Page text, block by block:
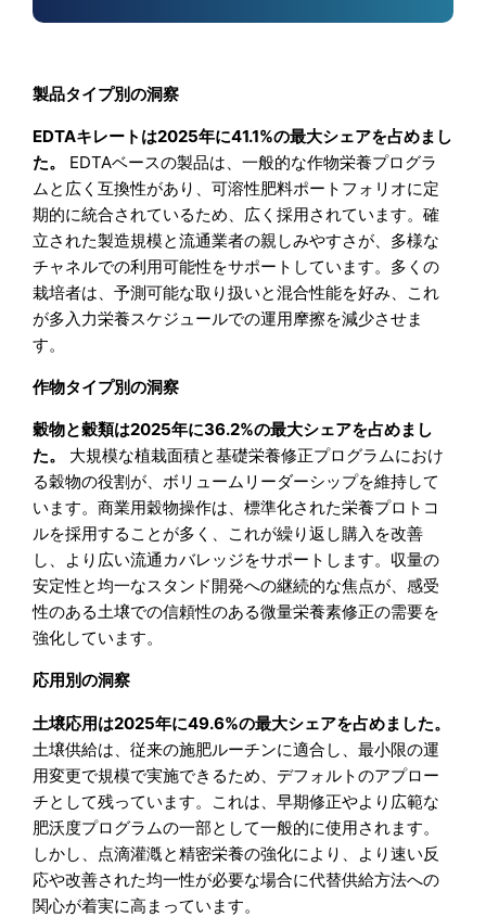
製品タイプ別の洞察
EDTAキレートは2025年に41.1%の最大シェアを占めまし
た。
EDTAベースの製品は、一般的な作物栄養プログラ
ムと広く互換性があり、可溶性肥料ポートフォリオに定
期的に統合されているため、広く採用されています。確
立された製造規模と流通業者の親しみやすさが、多様な
チャネルでの利用可能性をサポートしています。多くの
栽培者は、予測可能な取り扱いと混合性能を好み、これ
が多入力栄養スケジュールでの運用摩擦を減少させま
す。
作物タイプ別の洞察
穀物と穀類は2025年に36.2%の最大シェアを占めまし
た。
大規模な植栽面積と基礎栄養修正プログラムにおけ
る穀物の役割が、ボリュームリーダーシップを維持して
います。商業用穀物操作は、標準化された栄養プロトコ
ルを採用することが多く、これが繰り返し購入を改善
し、より広い流通カバレッジをサポートします。収量の
安定性と均一なスタンド開発への継続的な焦点が、感受
性のある土壌での信頼性のある微量栄養素修正の需要を
強化しています。
応用別の洞察
土壌応用は2025年に49.6%の最大シェアを占めました。
土壌供給は、従来の施肥ルーチンに適合し、最小限の運
用変更で規模で実施できるため、デフォルトのアプロー
チとして残っています。これは、早期修正やより広範な
肥沃度プログラムの一部として一般的に使用されます。
しかし、点滴灌漑と精密栄養の強化により、より速い反
応や改善された均一性が必要な場合に代替供給方法への
関心が着実に高まっています。